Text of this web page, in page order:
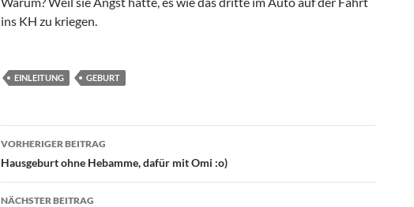
ins KH zu kriegen.
EINLEITUNG GEBURT
Beitragsnavigation
VORHERIGER BEITRAG
Hausgeburt ohne Hebamme, dafür mit Omi :o)
NÄCHSTER BEITRAG